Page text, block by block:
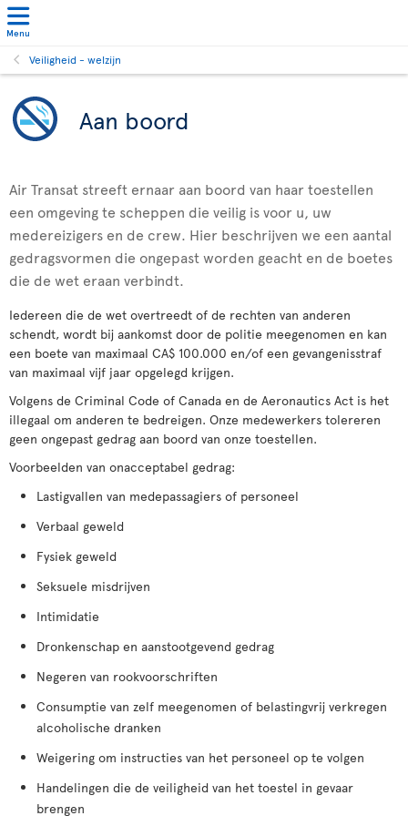
Menu
Veiligheid - welzijn
Aan boord
Air Transat streeft ernaar aan boord van haar toestellen
een omgeving te scheppen die veilig is voor u, uw
medereizigers en de crew. Hier beschrijven we een aantal
gedragsvormen die ongepast worden geacht en de boetes
die de wet eraan verbindt.
Iedereen die de wet overtreedt of de rechten van anderen
schendt, wordt bij aankomst door de politie meegenomen en kan
een boete van maximaal CA$ 100.000 en/of een gevangenisstraf
van maximaal vijf jaar opgelegd krijgen.
Volgens de Criminal Code of Canada en de Aeronautics Act is het
illegaal om anderen te bedreigen. Onze medewerkers tolereren
geen ongepast gedrag aan boord van onze toestellen.
Voorbeelden van onacceptabel gedrag:
Lastigvallen van medepassagiers of personeel
Verbaal geweld
Fysiek geweld
Seksuele misdrijven
Intimidatie
Dronkenschap en aanstootgevend gedrag
Negeren van rookvoorschriften
Consumptie van zelf meegenomen of belastingvrij verkregen
alcoholische dranken
Weigering om instructies van het personeel op te volgen
Handelingen die de veiligheid van het toestel in gevaar
brengen